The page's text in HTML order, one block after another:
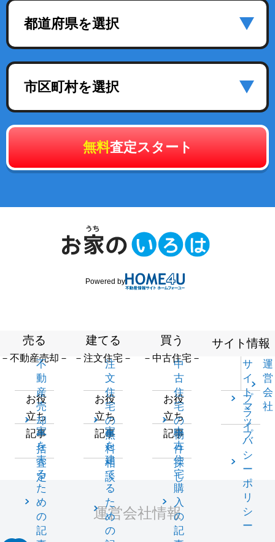
都道府県を選択
市区町村を選択
無料査定スタート
Powered by
売る
－不動産売却－
不
動
産
売
却
一
括
査
定
お役
立ち
記事
家
を
売
る
た
め
の
記
建てる
－注文住宅－
注
文
住
宅
の
無
料
相
談
お役
立ち
記事
家
を
建
て
る
た
め
の
買う
－中古住宅－
中
古
住
宅
の
物
件
探
し
お役
立ち
記事
中
古
住
宅
購
入
の
記
サイト情報
サ
イ
ト
マ
ッ
プ
運
営
会
社
プ
ラ
イ
バ
シ
ー
ポ
リ
シ
ー
運営会社情報